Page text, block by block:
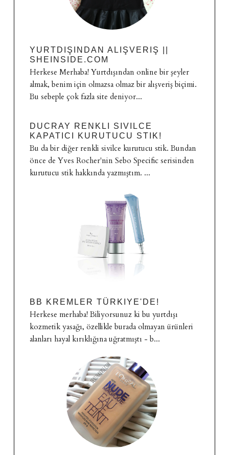
YURTDIŞINDAN ALIŞVERIŞ ||
SHEINSIDE.COM
Herkese Merhaba! Yurtdışından online bir şeyler
almak, benim için olmazsa olmaz bir alışveriş biçimi.
Bu sebeple çok fazla site deniyor...
DUCRAY RENKLI SIVILCE
KAPATICI KURUTUCU STIK!
Bu da bir diğer renkli sivilce kurutucu stik. Bundan
önce de Yves Rocher'nin Sebo Specific serisinden
kurutucu stik hakkında yazmıştım. ...
BB KREMLER TÜRKIYE'DE!
Herkese merhaba! Biliyorsunuz ki bu yurtdışı
kozmetik yasağı, özellikle burada olmayan ürünleri
alanları hayal kırıklığına uğratmıştı - b...